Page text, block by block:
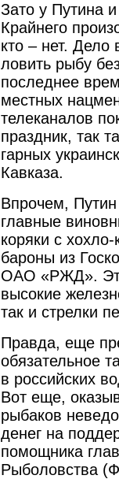
Зато у Путина
Крайнего
кто – нет. Дело
ловить рыбу
последнее
местных
телеканалов
праздник, так
гарных
Кавказа.
Впрочем,
главные
коряки с
бароны из
ОАО «РЖД».
высокие
так и стрелки
Правда, еще
обязательное
в российских
Вот еще,
рыбаков
денег на
помощника
Рыболовства